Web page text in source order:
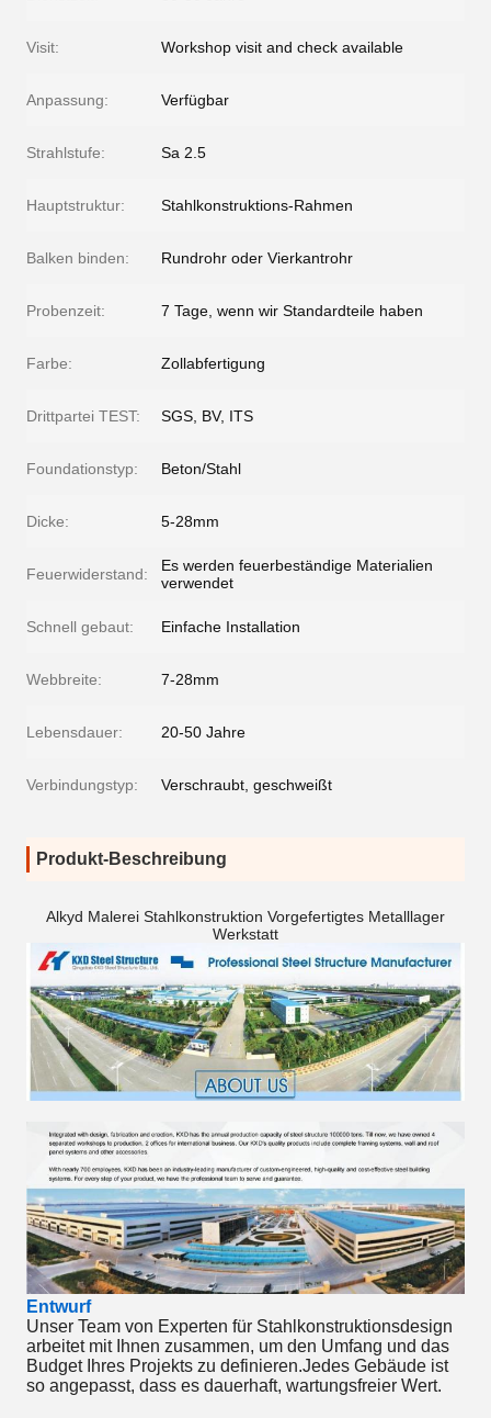
Visit: Workshop visit and check available
Anpassung: Verfügbar
Strahlstufe: Sa 2.5
Hauptstruktur: Stahlkonstruktions-Rahmen
Balken binden: Rundrohr oder Vierkantrohr
Probenzeit: 7 Tage, wenn wir Standardteile haben
Farbe: Zollabfertigung
Drittpartei TEST: SGS, BV, ITS
Foundationstyp: Beton/Stahl
Dicke: 5-28mm
Feuerwiderstand:
Es werden feuerbeständige Materialien
verwendet
Schnell gebaut: Einfache Installation
Webbreite: 7-28mm
Lebensdauer: 20-50 Jahre
Verbindungstyp: Verschraubt, geschweißt
Produkt-Beschreibung
Alkyd Malerei Stahlkonstruktion Vorgefertigtes Metalllager
Werkstatt
Entwurf
Unser Team von Experten für Stahlkonstruktionsdesign
arbeitet mit Ihnen zusammen, um den Umfang und das
Budget Ihres Projekts zu definieren.Jedes Gebäude ist
so angepasst, dass es dauerhaft, wartungsfreier Wert.